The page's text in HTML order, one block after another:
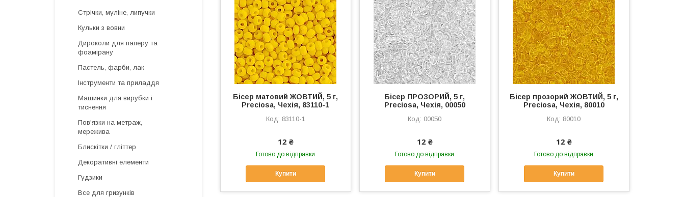
Бісер матовий ЖОВТИЙ, 5 г,
Preciosa, Чехія, 83110-1
83110-1
12 ₴
Готово до відправки
Купити
Бісер ПРОЗОРИЙ, 5 г,
Preciosa, Чехія, 00050
00050
12 ₴
Готово до відправки
Купити
Бісер прозорий ЖОВТИЙ, 5 г,
Preciosa, Чехія, 80010
80010
12 ₴
Готово до відправки
Купити
Стрічки, муліне, липучки
Кульки з вовни
Дироколи для паперу та
фоамірану
Пастель, фарби, лак
Інструменти та приладдя
Машинки для вирубки і
тиснення
Пов'язки на метраж,
мережива
Блискітки / гліттер
Декоративні елементи
Гудзики
Все для гризунків